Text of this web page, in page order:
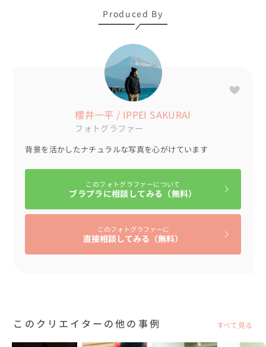
衣裳やヘアメイクさんのご紹介可能です。
すので、どうぞご安心くださいね☺
Produced By
櫻井一平 / IPPEI SAKURAI
フォトグラファー
背景を活かしたナチュラルな写真を心がけています
このフォトグラファーについて
ブラプラに相談してみる（無料）
このフォトグラファーに
直接相談してみる（無料）
このクリエイターの他の事例 すべて見る